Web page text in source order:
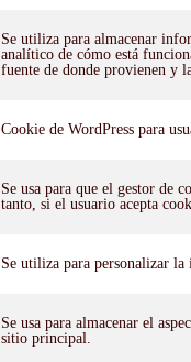
Se utiliza para almacenar
analítico de cómo está
fuente de donde provienen y
Cookie de WordPress para
Se usa para que el gestor de
tanto, si el usuario acepta
Se utiliza para personalizar
Se usa para almacenar el
sitio principal.